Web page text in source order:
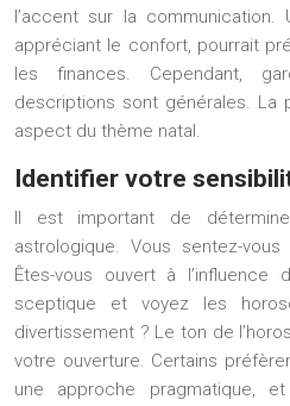
l’accent sur la communication.
appréciant le confort, pourrait
les finances. Cependant,
descriptions sont générales. La
aspect du thème natal.
Identifier votre
Il est important de
astrologique. Vous sentez-
Êtes-vous ouvert à l’influence
sceptique et voyez les
divertissement ? Le ton de
votre ouverture. Certains
une approche pragmatique,